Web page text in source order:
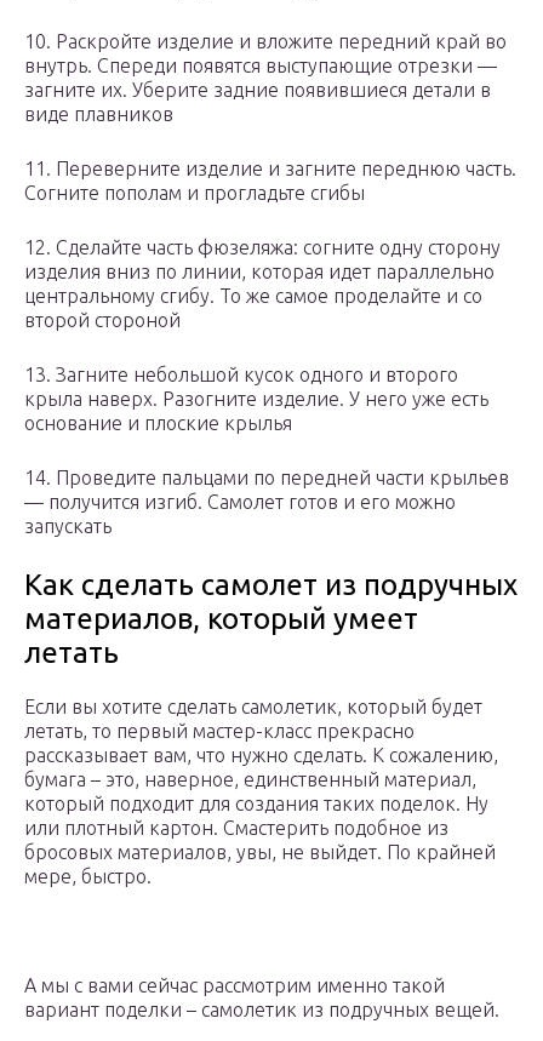
10. Раскройте изделие и вложите передний край во
внутрь. Спереди появятся выступающие отрезки —
загните их. Уберите задние появившиеся детали в
виде плавников
11. Переверните изделие и загните переднюю часть.
Согните пополам и прогладьте сгибы
12. Сделайте часть фюзеляжа: согните одну сторону
изделия вниз по линии, которая идет параллельно
центральному сгибу. То же самое проделайте и со
второй стороной
13. Загните небольшой кусок одного и второго
крыла наверх. Разогните изделие. У него уже есть
основание и плоские крылья
14. Проведите пальцами по передней части крыльев
— получится изгиб. Самолет готов и его можно
запускать
Как сделать самолет из подручных
материалов, который умеет
летать
Если вы хотите сделать самолетик, который будет
летать, то первый мастер-класс прекрасно
рассказывает вам, что нужно сделать. К сожалению,
бумага – это, наверное, единственный материал,
который подходит для создания таких поделок. Ну
или плотный картон. Смастерить подобное из
бросовых материалов, увы, не выйдет. По крайней
мере, быстро.
А мы с вами сейчас рассмотрим именно такой
вариант поделки – самолетик из подручных вещей.